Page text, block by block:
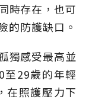
時存在，也可
的防護缺口。
獨感受最高並
至29歲的年輕
在照護壓力下